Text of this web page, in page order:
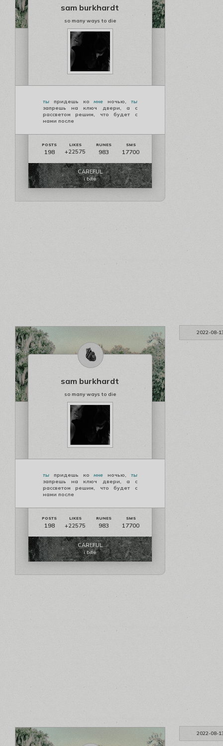
sam burkhardt
so many ways to die
ты придешь комне ночью,ты
запрешь на ключ двери, а с
рассветом решим, что будет с
нами после
198 +22575 983 17700
CAREFUL
i bite
2022-08-
sam burkhardt
so many ways to die
ты придешь комне ночью,ты
запрешь на ключ двери, а с
рассветом решим, что будет с
нами после
198 +22575 983 17700
CAREFUL
i bite
2022-08-